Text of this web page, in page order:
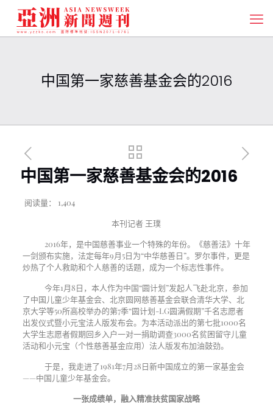
中国第一家慈善基金会的2016
中国第一家慈善基金会的2016
阅读量：
1,404
本刊记者 王璞
2016年，是中国慈善事业一个特殊的年份。《慈善法》十年
一剑颁布实施，法定每年9月5日为“中华慈善日”。罗尔事件，更是
炒热了个人救助和个人慈善的话题，成为一个标志性事件。
今年1月8日，本人作为中国“圆计划”发起人飞赴北京，参加
了中国儿童少年基金会、北京圆网慈善基金会联合清华大学、北
京大学等50所高校举办的第7季“圆计划-LG圆满假期”千名志愿者
出发仪式暨小元宝法人版发布会。为本活动派出的第七批1000名
大学生志愿者假期回乡入户一对一捐助调查3000名贫困留守儿童
活动和小元宝（个性慈善基金应用）法人版发布加油鼓劲。
于是，我走进了1981年7月28日新中国成立的第一家基金会
——中国儿童少年基金会。
一张成绩单，融入精准扶贫国家战略